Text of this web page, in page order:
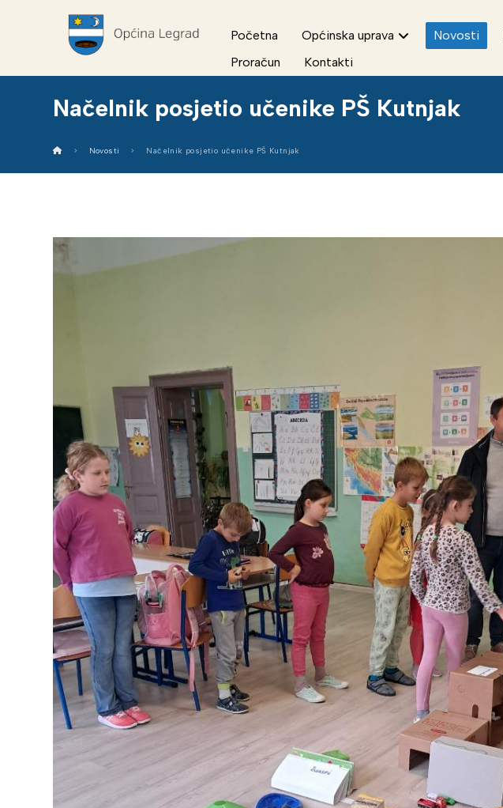
Početna Općinska uprava Novosti
Proračun
Kontakti
Načelnik posjetio učenike PŠ Kutnjak
Novosti Načelnik posjetio učenike PŠ Kutnjak